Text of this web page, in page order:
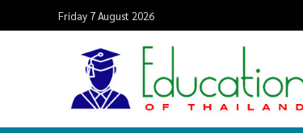
Friday 7 August 2026